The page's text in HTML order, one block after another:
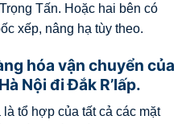
Tấn. Hoặc hai bên có
xếp, nâng hạ tùy theo.
hóa vận chuyển của
Nội đi Đắk R’lấp.
tổ hợp của tất cả các mặt